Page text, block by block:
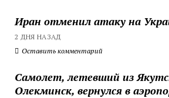
Иран отменил атаку на
2 ДНЯ НАЗАД
Оставить комментарий
Самолет, летевший из
Олекминск, вернулся в